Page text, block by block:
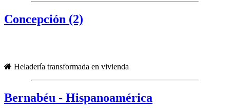
Concepción (2)
Heladería transformada en vivienda
Bernabéu - Hispanoamérica